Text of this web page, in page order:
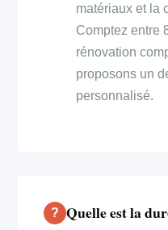
matériaux et la
Comptez entre
rénovation
proposons un
personnalisé.
Quelle est la